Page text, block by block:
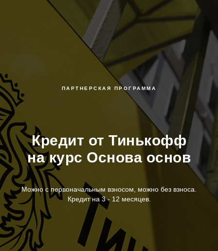
ПАРТНЕРСКАЯ ПРОГРАММА
Кредит от Тинькофф
на курс Основа основ
Можно с первоначальным взносом, можно без взноса.
Кредит на 3 - 12 месяцев.